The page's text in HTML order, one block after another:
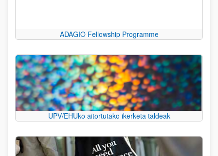
ADAGIO Fellowship Programme
UPV/EHUko aitortutako ikerketa taldeak